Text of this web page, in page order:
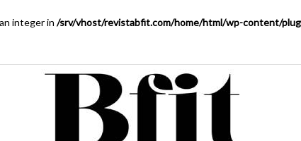
integer in /srv/vhost/revistabfit.com/home/html/wp-content/